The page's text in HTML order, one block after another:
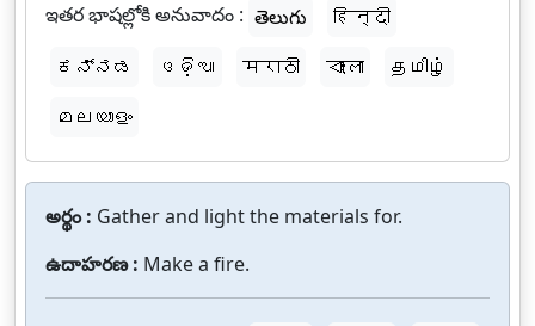
ఇతర భాషల్లోకి అనువాదం : తెలుగు
हिन्दी
ಕನ್ನಡ
ଓଡ଼ିଆ मराठी বাংলা
தமிழ்
മലയാളം
అర్థం : Gather and light the materials for.
ఉదాహరణ : Make a fire.